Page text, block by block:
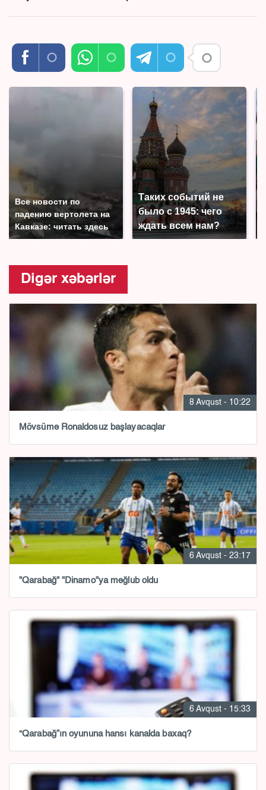
Все новости по
падению вертолета на
Кавказе: читать здесь
Таких событий не
было с 1945: чего
ждать всем нам?
Digər xəbərlər
8 Avqust - 10:22
Mövsümə Ronaldosuz başlayacaqlar
6 Avqust - 23:17
"Qarabağ" "Dinamo"ya məğlub oldu
6 Avqust - 15:33
“Qarabağ”ın oyununa hansı kanalda baxaq?